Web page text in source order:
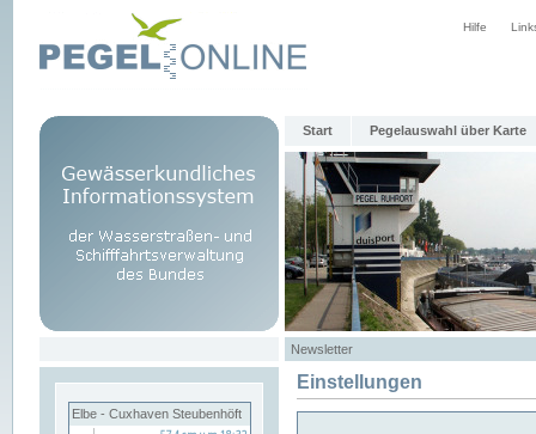
Hilfe
Start Pegelauswahl über Karte
Newsletter
Elbe - Cuxhaven Steubenhöft
Einstellungen